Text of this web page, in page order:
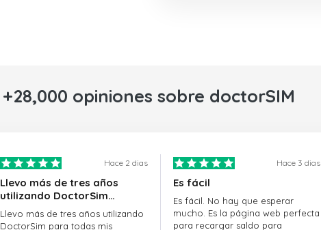
+28,000 opiniones sobre doctorSIM
Hace 2 dias
Llevo más de tres años
utilizando DoctorSim…
Llevo más de tres años utilizando
DoctorSim para todas mis
Hace 3 dias
Es fácil
Es fácil. No hay que esperar
mucho. Es la página web perfecta
para recargar saldo para